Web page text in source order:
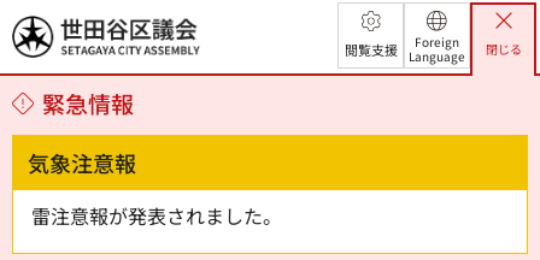
世田谷区議会
閲覧支援
Foreign
Language
閉じる
緊急情報
気象注意報
雷注意報が発表されました。